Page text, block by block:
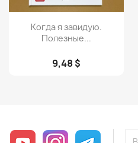
Просмотр
Когда я завидую.
Полезные...
9,48 $
YouTube InstagramTelegram